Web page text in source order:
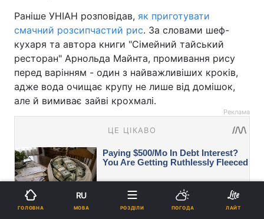
Раніше УНІАН розповідав, як приготувати
смачний розсипчастий рис. За словами шеф-
кухаря та автора книги "Сімейний тайський
ресторан" Арнольда Майнта, промивання рису
перед варінням - один з найважливіших кроків,
адже вода очищає крупу не лише від домішок,
але й вимиває зайві крохмалі.
Реклама
ГОЛОВНА
RU
МОВА РОЗДІЛИ ПОГОДА ЛАЙТ